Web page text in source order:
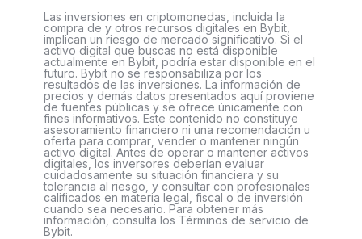
Las inversiones en criptomonedas, incluida la
compra de y otros recursos digitales en Bybit,
implican un riesgo de mercado significativo. Si el
activo digital que buscas no está disponible
actualmente en Bybit, podría estar disponible en el
futuro. Bybit no se responsabiliza por los
resultados de las inversiones. La información de
precios y demás datos presentados aquí proviene
de fuentes públicas y se ofrece únicamente con
fines informativos. Este contenido no constituye
asesoramiento financiero ni una recomendación u
oferta para comprar, vender o mantener ningún
activo digital. Antes de operar o mantener activos
digitales, los inversores deberían evaluar
cuidadosamente su situación financiera y su
tolerancia al riesgo, y consultar con profesionales
calificados en materia legal, fiscal o de inversión
cuando sea necesario. Para obtener más
información, consulta los Términos de servicio de
Bybit.